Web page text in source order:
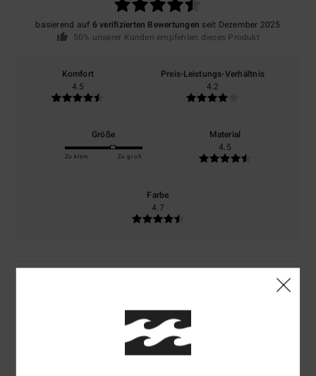
basierend auf 6 verifizierten Bewertungen seit Dezember 2025
50% unserer Kunden empfehlen dieses Produkt
Komfort
4.5
Preis-Leistungs-Verhältnis
4.2
Größe
Zu klein Zu groß
Material
4.5
Farbe
4.7